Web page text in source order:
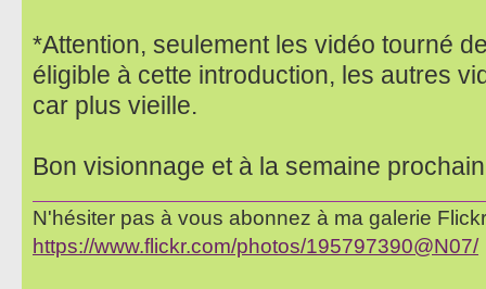
*Attention, seulement les vidéo tourné
éligible à cette introduction, les autres
car plus vieille.
Bon visionnage et à la semaine
N'hésiter pas à vous abonnez à ma galerie
https://www.flickr.com/photos/195797390@N07/